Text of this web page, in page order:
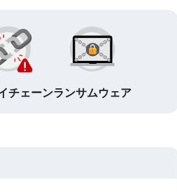
チェーンランサムウェア